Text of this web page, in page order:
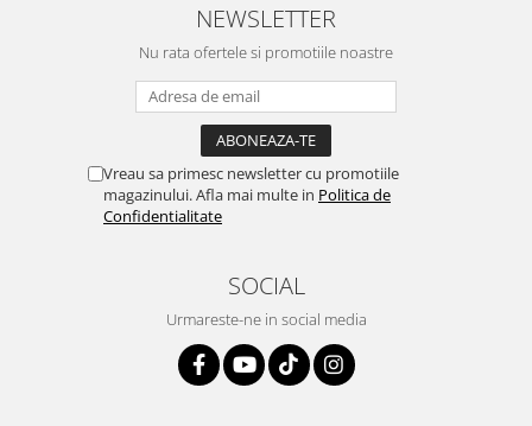
NEWSLETTER
Nu rata ofertele si promotiile noastre
Vreau sa primesc newsletter cu promotiile
magazinului. Afla mai multe in Politica de
Confidentialitate
SOCIAL
Urmareste-ne in social media